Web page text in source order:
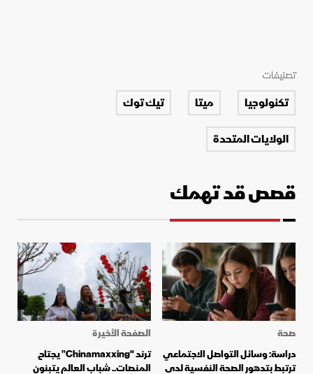
تصنيفات
تكنولوجيا ميتا
تيك توك
الولايات المتحدة
قصص قد تهمك
صحة
دراسة: وسائل التواصل الاجتماعي
ترتبط بتدهور الصحة النفسية لدى
الصفحة الأخيرة
ترند "Chinamaxxing” يجتاح
المنصات.. شباب العالم يتبنون